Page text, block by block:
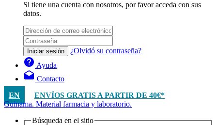
Si tiene una cuenta con nosotros, por favor acceda con sus
datos.
Iniciar sesión ¿Olvidó su contraseña?
help Ayuda
drafts Contacto
EN
ENVÍOS GRATIS A PARTIR DE 40€*
Guinama. Material farmacia y laboratorio.
Búsqueda en el sitio